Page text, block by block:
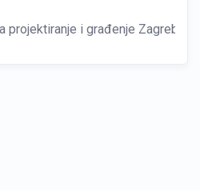
projektiranje i građenje Zagreb